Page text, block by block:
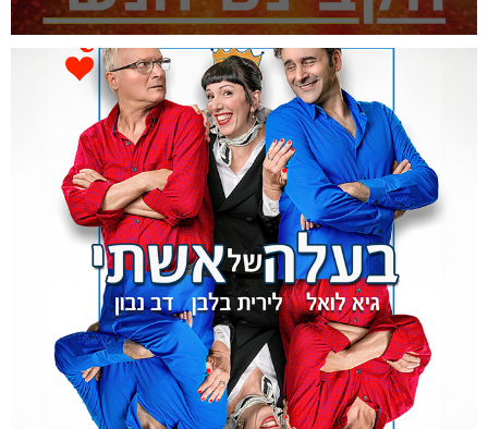
הקבינט הנשי
להזמנה >